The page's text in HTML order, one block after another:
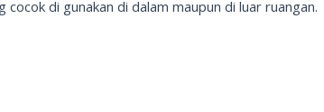
di gunakan di dalam maupun di luar ruangan.